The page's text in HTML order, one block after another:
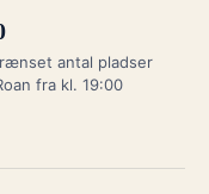
antal pladser
fra kl. 19:00